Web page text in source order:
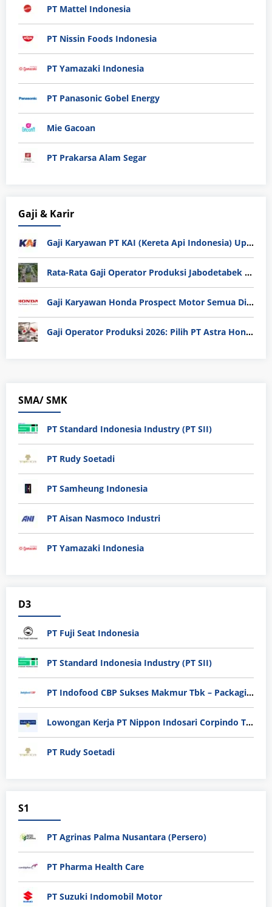
PT Mattel Indonesia
PT Nissin Foods Indonesia
PT Yamazaki Indonesia
PT Panasonic Gobel Energy
Mie Gacoan
PT Prakarsa Alam Segar
Gaji & Karir
Gaji Karyawan PT KAI (Kereta Api Indonesia) Update 2025
Rata-Rata Gaji Operator Produksi Jabodetabek 2025: Bedah Tuntas UMK, Lemburan, dan Realita Hidup Buruh
Gaji Karyawan Honda Prospect Motor Semua Divisi
Gaji Operator Produksi 2026: Pilih PT Astra Honda Motor (AHM) atau Manufaktur di Jepang?
SMA/ SMK
PT Standard Indonesia Industry (PT SII)
PT Rudy Soetadi
PT Samheung Indonesia
PT Aisan Nasmoco Industri
PT Yamazaki Indonesia
D3
PT Fuji Seat Indonesia
PT Standard Indonesia Industry (PT SII)
PT Indofood CBP Sukses Makmur Tbk – Packaging Division
Lowongan Kerja PT Nippon Indosari Corpindo Tbk. Bulan Agustus 2026
PT Rudy Soetadi
S1
PT Agrinas Palma Nusantara (Persero)
PT Pharma Health Care
PT Suzuki Indomobil Motor